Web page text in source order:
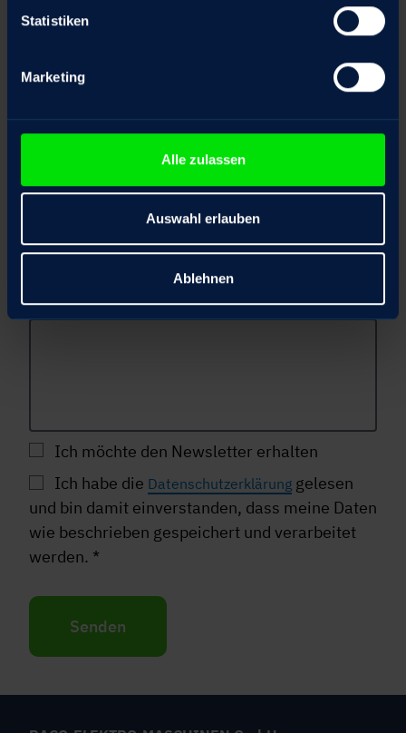
Statistiken
Marketing
Alle zulassen
Auswahl erlauben
Ablehnen
Position
*
Ihre Nachricht
Ich möchte den Newsletter erhalten
Ich habe die Datenschutzerklärung gelesen
und bin damit einverstanden, dass meine Daten
wie beschrieben gespeichert und verarbeitet
werden. *
Senden